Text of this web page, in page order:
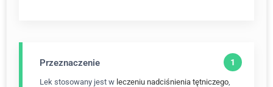
Przeznaczenie
Lek stosowany jest w leczeniu nadciśnienia tętniczego,